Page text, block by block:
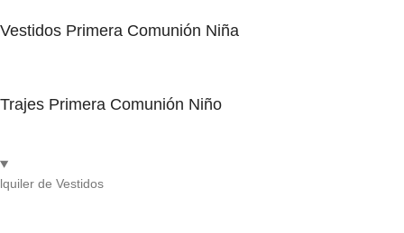
Vestidos Primera Comunión Niña
Trajes Primera Comunión Niño
lquiler de Vestidos